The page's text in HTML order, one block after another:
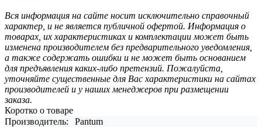
Вся информация на сайте носит исключительно справочный
характер, и не является публичной офертой. Информация о
товарах, их характеристиках и комплектации может быть
изменена производителем без предварительного уведомления,
а также содержать ошибки и не может быть основанием
для предъявления каких-либо претензий. Пожалуйста,
уточняйте существенные для Вас характеристики на сайтах
производителей и у наших менеджеров при размещении
заказа.
Коротко о товаре
Производитель:
Pantum